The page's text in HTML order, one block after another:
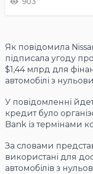
Як повідомила
підписала угоду
$1,44 млрд для
автомобілі з
У повідомленні
кредит було
Bank із термінами
За словами
використані для
автомобілів з